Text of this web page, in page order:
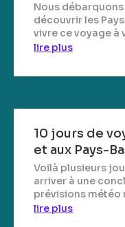
Nous
découvrir les
vivre ce voyage à
lire plus
10 jours de
et aux Pays-
Voilà plusieurs
arriver à une
prévisions météo
lire plus